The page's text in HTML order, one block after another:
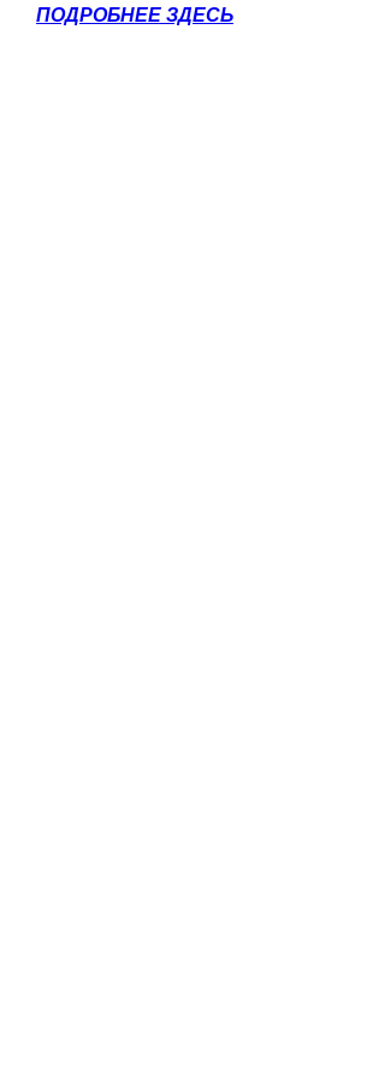
ПОДРОБНЕЕ ЗДЕСЬ